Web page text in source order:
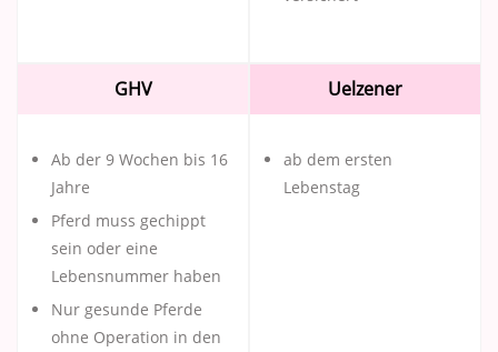
GHV
Ab der 9 Wochen bis 16
Jahre
Pferd muss gechippt
sein oder eine
Lebensnummer haben
Nur gesunde Pferde
ohne Operation in den
Uelzener
ab dem ersten
Lebenstag